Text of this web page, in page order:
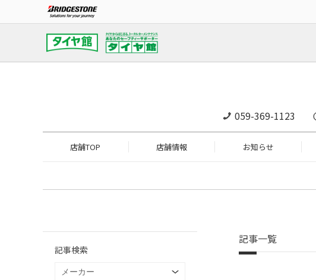
059-369-1123
店舗TOP 店舗情報 お知らせ
記事一覧
記事検索